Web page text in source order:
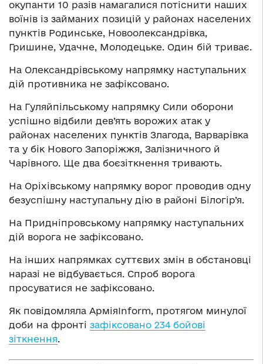
окупанти 10 разів намагалися потіснити наших
воїнів із займаних позицій у районах населених
пунктів Родинське, Новоолександрівка,
Гришине, Удачне, Молодецьке. Один бій триває.
На Олександрівському напрямку наступальних
дій противника не зафіксовано.
На Гуляйпільському напрямку Сили оборони
успішно відбили дев’ять ворожих атак у
районах населених пунктів Злагода, Варварівка
та у бік Нового Запоріжжя, Залізничного й
Чарівного. Ще два боєзіткнення тривають.
На Оріхівському напрямку ворог проводив одну
безуспішну наступальну дію в районі Білогір’я.
На Придніпровському напрямку наступальних
дій ворога не зафіксовано.
На інших напрямках суттєвих змін в обстановці
наразі не відбувається. Спроб ворога
просуватися не зафіксовано.
Як повідомляла АрміяInform, протягом минулої
доби на фронті зафіксовано 234 бойові
зіткнення.